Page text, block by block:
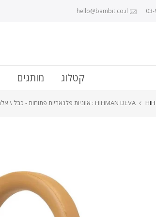
hello@bambit.co.il
קטלוג מותגים
HIFIMAN DEVA : אוזניות פלנאריות פתוחות - כבל \ אלחוטי (קופסא פתוחה)